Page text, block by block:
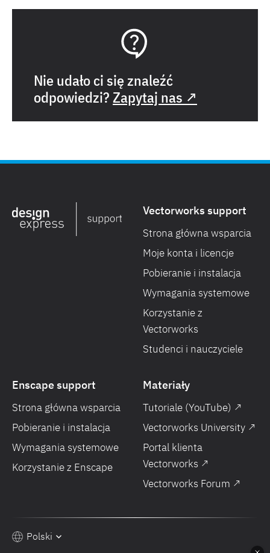
Nie udało ci się znaleźć
odpowiedzi?Zapytaj nas ↗
Vectorworks support
Strona główna wsparcia
Moje konta i licencje
Pobieranie i instalacja
Wymagania systemowe
Korzystanie z
Vectorworks
Studenci i nauczyciele
Enscape support
Strona główna wsparcia
Pobieranie i instalacja
Wymagania systemowe
Korzystanie z Enscape
Materiały
Tutoriale (YouTube) ↗
Vectorworks University ↗
Portal klienta
Vectorworks ↗
Vectorworks Forum ↗
Polski